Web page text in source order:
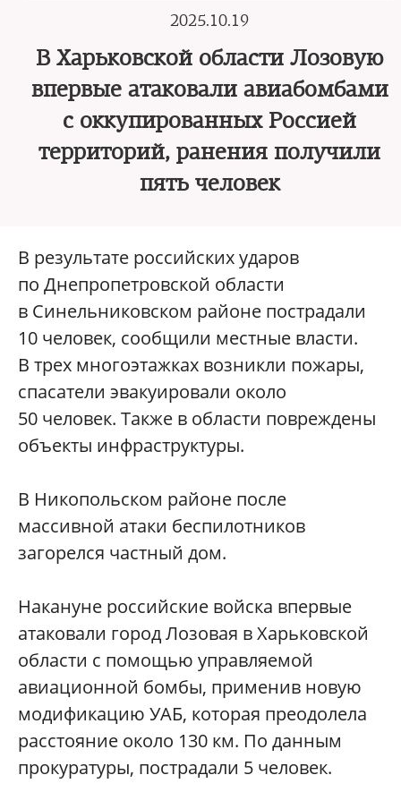
2025.10.19
В Харьковской области Лозовую
впервые атаковали авиабомбами
с оккупированных Россией
территорий, ранения получили
пять человек
В результате российских ударов
по Днепропетровской области
в Синельниковском районе пострадали
10 человек, сообщили местные власти.
В трех многоэтажках возникли пожары,
спасатели эвакуировали около
50 человек. Также в области повреждены
объекты инфраструктуры.
В Никопольском районе после
массивной атаки беспилотников
загорелся частный дом.
Накануне российские войска впервые
атаковали город Лозовая в Харьковской
области с помощью управляемой
авиационной бомбы, применив новую
модификацию УАБ, которая преодолела
расстояние около 130 км. По данным
прокуратуры, пострадали 5 человек.